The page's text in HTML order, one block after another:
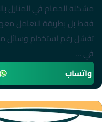
مشكلة الحمام في المنازل
فقط بل بطريقة التعامل
تفشل رغم استخدام وسائل
في …
واتساب